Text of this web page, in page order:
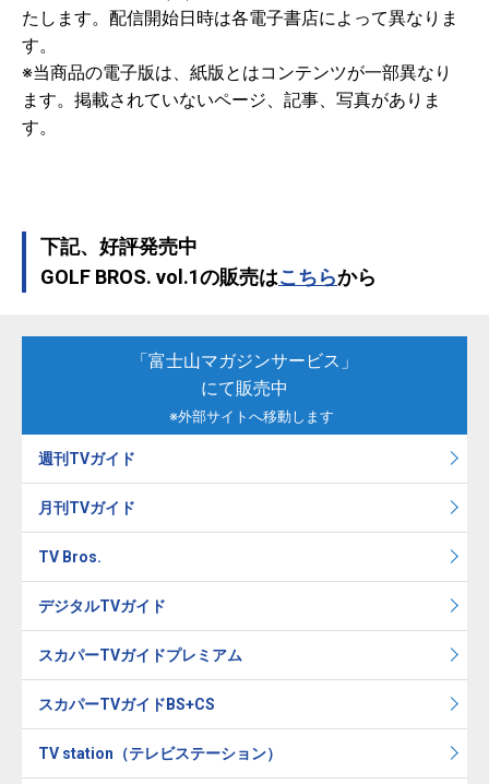
たします。配信開始日時は各電子書店によって異なりま
す。
※当商品の電子版は、紙版とはコンテンツが一部異なり
ます。掲載されていないページ、記事、写真がありま
す。
下記、好評発売中
GOLF BROS. vol.1の販売はこちらから
「富士山マガジンサービス」
にて販売中
※外部サイトへ移動します
週刊TVガイド
月刊TVガイド
TV Bros.
デジタルTVガイド
スカパーTVガイドプレミアム
スカパーTVガイドBS+CS
TV station（テレビステーション）